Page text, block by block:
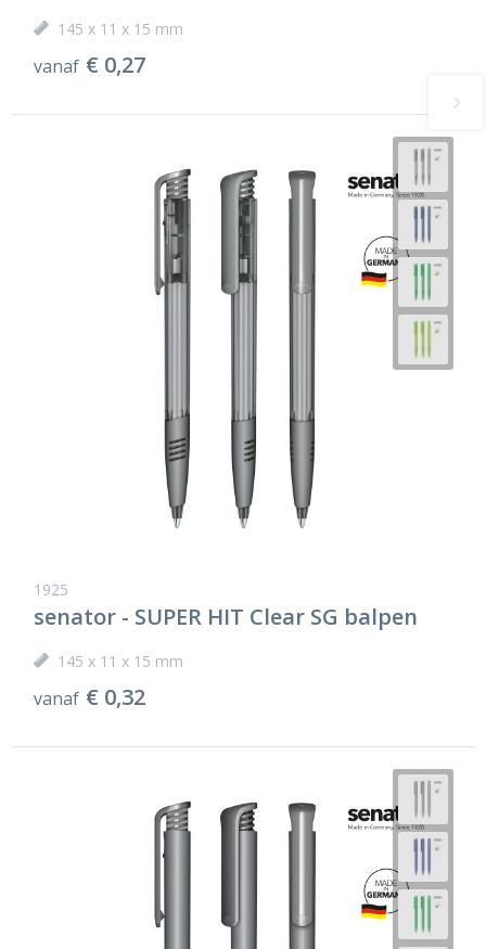
145 x 11 x 15 mm
vanaf € 0,27
1925
senator - SUPER HIT Clear SG balpen
145 x 11 x 15 mm
vanaf € 0,32